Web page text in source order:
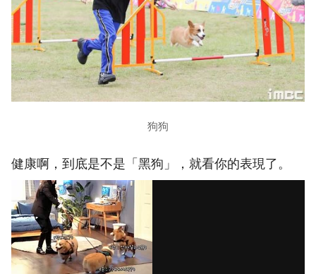
狗狗
健康啊，到底是不是「黑狗」，就看你的表現了。